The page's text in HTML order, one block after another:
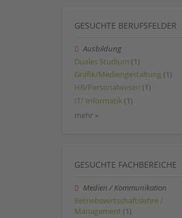
GESUCHTE BERUFSFELDER
Ausbildung
Duales Studium (1)
Grafik/Mediengestaltung (1)
HR/Personalwesen (1)
IT/ Informatik (1)
mehr »
GESUCHTE FACHBEREICHE
Medien / Kommunikation
Betriebswirtschaftslehre /
Management (1)